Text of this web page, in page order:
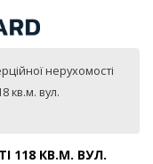
нерухомості
кв.м. вул.
118 КВ.М. ВУЛ.